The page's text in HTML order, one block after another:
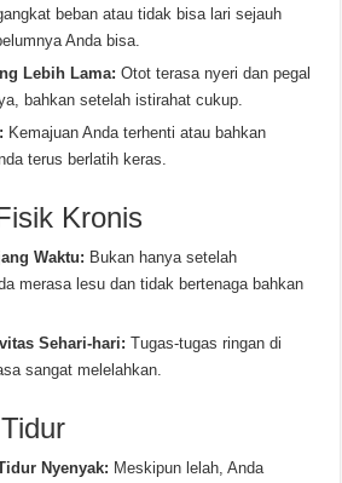
beban atau tidak bisa lari sejauh
Anda bisa.
Lebih Lama: Otot terasa nyeri dan pegal
bahkan setelah istirahat cukup.
Kemajuan Anda terhenti atau bahkan
terus berlatih keras.
Kronis
Waktu: Bukan hanya setelah
merasa lesu dan tidak bertenaga bahkan
Sehari-hari: Tugas-tugas ringan di
sangat melelahkan.
Nyenyak: Meskipun lelah, Anda